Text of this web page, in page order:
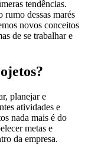
tendências.
rumo dessas marés
novos conceitos
de se trabalhar e
planejar e
atividades e
nada mais é do
metas e
da empresa.